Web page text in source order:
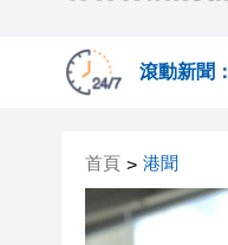
滾動新聞：
首頁 > 港聞